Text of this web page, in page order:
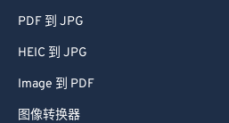
PDF 到 JPG
HEIC 到 JPG
Image 到 PDF
图像转换器